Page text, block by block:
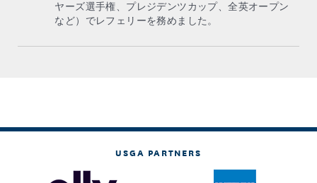
ヤーズ選手権、プレジデンツカップ、全英オープン
など）でレフェリーを務めました。
USGA PARTNERS